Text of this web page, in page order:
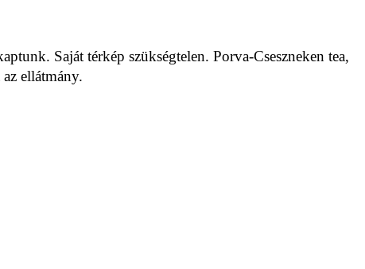
Saját térkép szükségtelen. Porva-Cseszneken tea,
ellátmány.